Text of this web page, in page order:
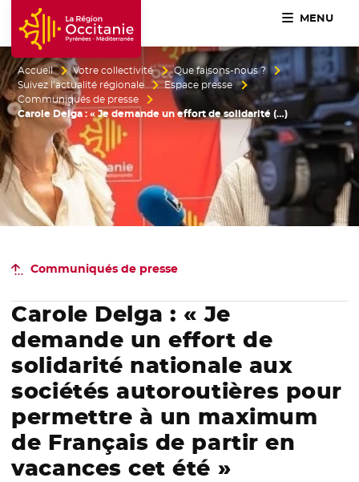
Accueil Région Occitanie / Pyrénées-Méditerranée
MENU
Accueil Votre collectivité
Que faisons-nous ?
Suivez l’actualité régionale
Espace presse
Communiqués de presse
Carole Delga : « Je demande un effort de solidarité (…)
Communiqués de presse
Carole Delga : « Je
demande un effort de
solidarité nationale aux
sociétés autoroutières pour
permettre à un maximum
de Français de partir en
vacances cet été »